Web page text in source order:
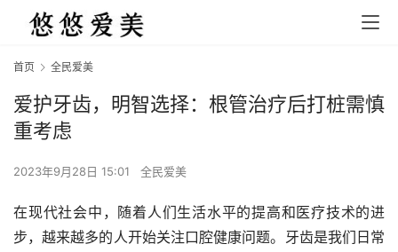
首页 全民爱美
爱护牙齿，明智选择：根管治疗后打桩需慎
重考虑
2023年9月28日 15:01 全民爱美
在现代社会中，随着人们生活水平的提高和医疗技术的进
步，越来越多的人开始关注口腔健康问题。牙齿是我们日常